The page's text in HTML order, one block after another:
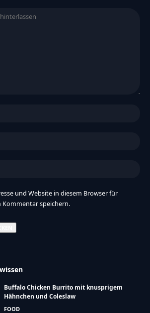
und Website in diesem Browser für
Kommentar speichern.
Buffalo Chicken Burrito mit knusprigem
Hähnchen und Coleslaw
FOOD